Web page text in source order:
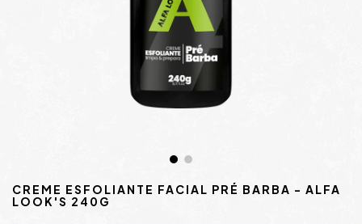
CREME ESFOLIANTE FACIAL PRÉ BARBA - ALFA
LOOK'S 240G